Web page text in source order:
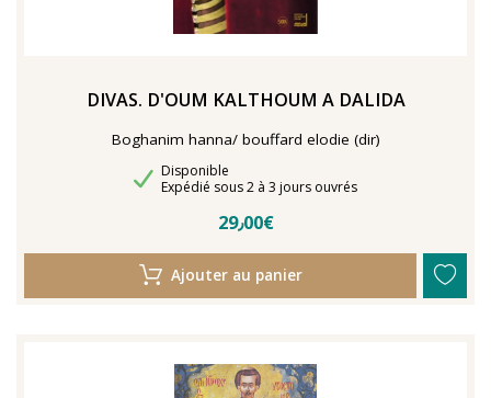
DIVAS. D'OUM KALTHOUM A DALIDA
Boghanim hanna/ bouffard elodie (dir)
Disponibilité
Disponible
Délais de livraison
Expédié sous 2 à 3 jours ouvrés
29٫00€
Ajouter au panier